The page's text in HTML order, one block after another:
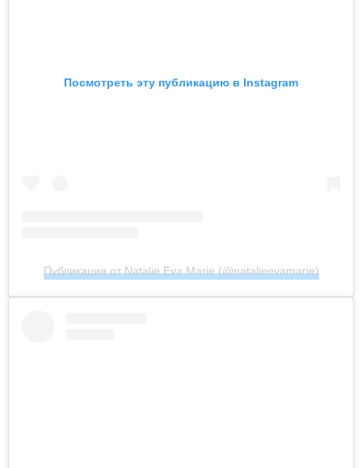
Посмотреть эту публикацию в Instagram
Публикация от Natalie Eva Marie (@natalieevamarie)